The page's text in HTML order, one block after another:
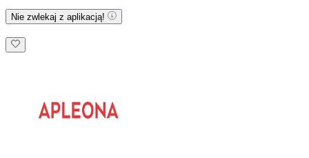
Nie zwlekaj z aplikacją!